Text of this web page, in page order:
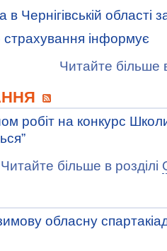
в Чернігівській області
страхування інформує
Читайте більше
робіт на конкурс
Читайте більше в розділі
обласну